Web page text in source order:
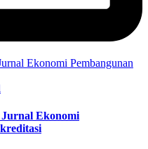
Jurnal Ekonomi